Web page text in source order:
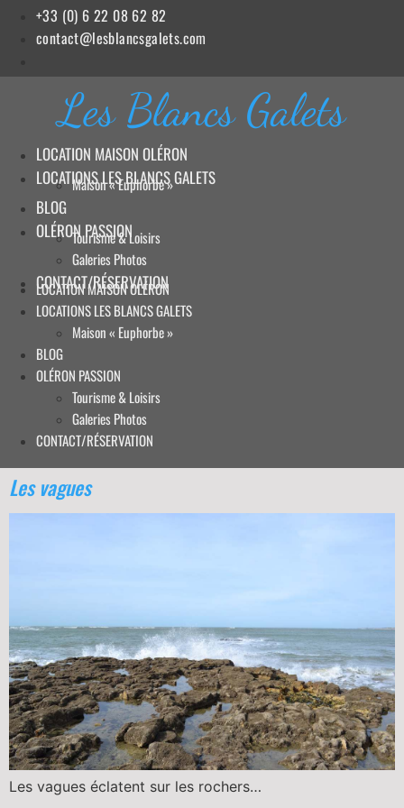
+33 (0) 6 22 08 62 82
contact@lesblancsgalets.com
Les Blancs Galets
LOCATION MAISON OLÉRON
LOCATIONS LES BLANCS GALETS
Maison « Euphorbe »
BLOG
OLÉRON PASSION
Tourisme & Loisirs
Galeries Photos
CONTACT/RÉSERVATION
LOCATION MAISON OLÉRON
LOCATIONS LES BLANCS GALETS
Maison « Euphorbe »
BLOG
OLÉRON PASSION
Tourisme & Loisirs
Galeries Photos
CONTACT/RÉSERVATION
Les vagues
Les vagues éclatent sur les rochers…